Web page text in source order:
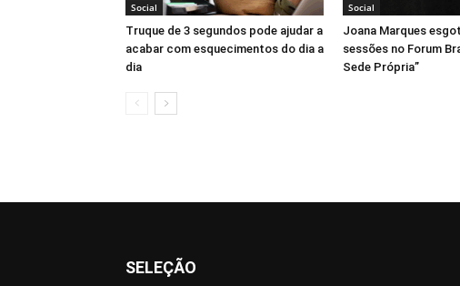
Social
Truque de 3 segundos pode ajudar a
acabar com esquecimentos do dia a
dia
Social
Joana Marques
sessões no Forum
Sede Própria”
SELEÇÃO